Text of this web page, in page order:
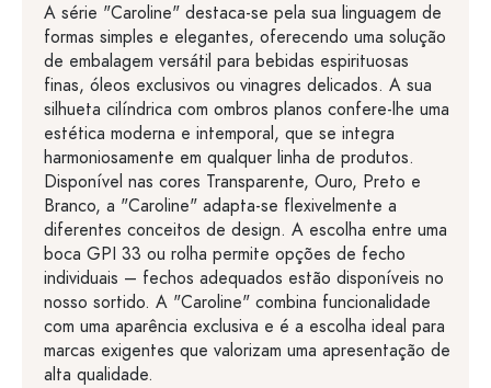
A série "Caroline" destaca-se pela sua linguagem de
formas simples e elegantes, oferecendo uma solução
de embalagem versátil para bebidas espirituosas
finas, óleos exclusivos ou vinagres delicados. A sua
silhueta cilíndrica com ombros planos confere-lhe uma
estética moderna e intemporal, que se integra
harmoniosamente em qualquer linha de produtos.
Disponível nas cores Transparente, Ouro, Preto e
Branco, a "Caroline" adapta-se flexivelmente a
diferentes conceitos de design. A escolha entre uma
boca GPI 33 ou rolha permite opções de fecho
individuais – fechos adequados estão disponíveis no
nosso sortido. A "Caroline" combina funcionalidade
com uma aparência exclusiva e é a escolha ideal para
marcas exigentes que valorizam uma apresentação de
alta qualidade.